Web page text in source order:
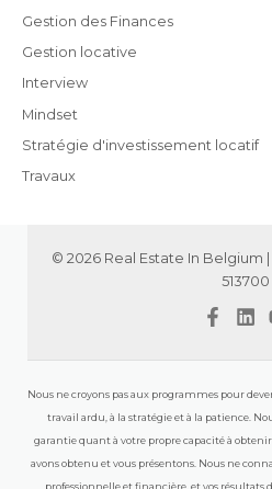
Gestion des Finances
Gestion locative
Interview
Mindset
Stratégie d'investissement locatif
Travaux
© 2026 Real Estate In Belgium
513700
Nous ne croyons pas aux programmes pour
travail ardu, à la stratégie et à la patience.
garantie quant à votre propre capacité à
avons obtenu et vous présentons. Nous ne
professionnelle et financière, et vos résultats